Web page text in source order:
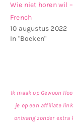
Wie niet horen wil
French
10 augustus 2022
In "Boeken"
Ik maak op Gewoon
je op een affiliate
ontvang zonder extra